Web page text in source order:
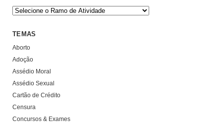
TEMAS
Aborto
Adoção
Assédio Moral
Assédio Sexual
Cartão de Crédito
Censura
Concursos & Exames